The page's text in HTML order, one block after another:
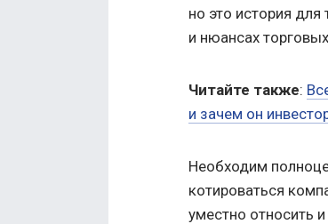
но это история
и нюансах
Читайте также:
и зачем он
Необходим
котироваться
уместно относить